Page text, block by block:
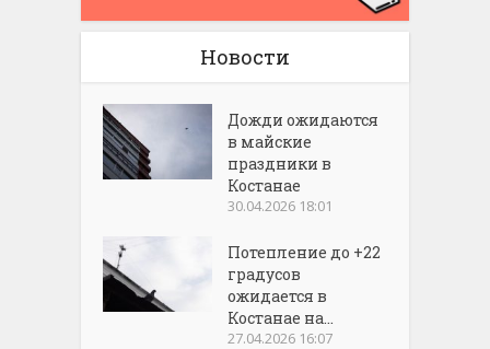
Новости
Дожди ожидаются
в майские
праздники в
Костанае
30.04.2026 18:01
Потепление до +22
градусов
ожидается в
Костанае на...
27.04.2026 16:07